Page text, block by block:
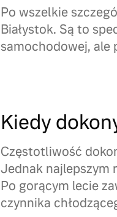
Po wszelkie
Białystok. Są to
samochodowej, ale
Kiedy
Częstotliwość
Jednak najlepszym
Po gorącym lecie
czynnika